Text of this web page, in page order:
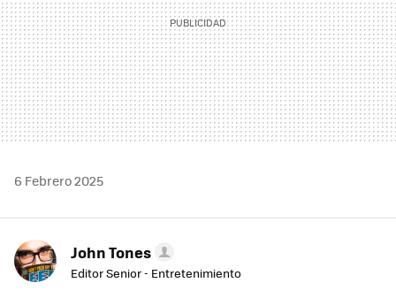
6 Febrero 2025
John Tones
Editor Senior - Entretenimiento